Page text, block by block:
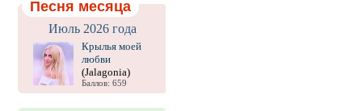
Песня месяца
Июль 2026 года
Крылья моей
любви
(Jalagonia)
Баллов: 659